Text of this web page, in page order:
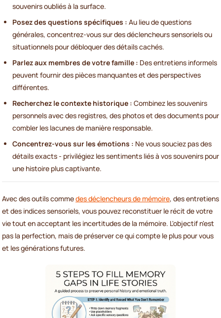
souvenirs oubliés à la surface.
Posez des questions spécifiques : Au lieu de questions
générales, concentrez-vous sur des déclencheurs sensoriels ou
situationnels pour débloquer des détails cachés.
Parlez aux membres de votre famille : Des entretiens informels
peuvent fournir des pièces manquantes et des perspectives
différentes.
Recherchez le contexte historique : Combinez les souvenirs
personnels avec des registres, des photos et des documents pour
combler les lacunes de manière responsable.
Concentrez-vous sur les émotions : Ne vous souciez pas des
détails exacts - privilégiez les sentiments liés à vos souvenirs pour
une histoire plus captivante.
Avec des outils commedes déclencheurs de mémoire, des entretiens
et des indices sensoriels, vous pouvez reconstituer le récit de votre
vie tout en acceptant les incertitudes de la mémoire. L'objectif n'est
pas la perfection, mais de préserver ce qui compte le plus pour vous
et les générations futures.